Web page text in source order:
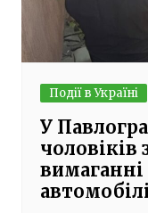
Події в Україні
У
чоловіків